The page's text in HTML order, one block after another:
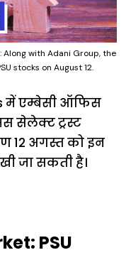
with Adani Group, the
stocks on August 12.
में एम्बेसी ऑफिस
सेलेक्ट ट्रस्ट
12 अगस्त को इन
जा सकती है।
PSU